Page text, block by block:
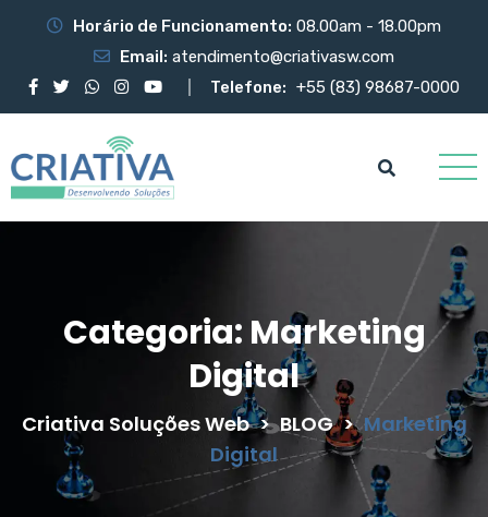
Horário de Funcionamento: 08.00am - 18.00pm
Email: atendimento@criativasw.com
Telefone: +55 (83) 98687-0000
Categoria: Marketing
Digital
Criativa Soluções Web > BLOG > Marketing
Digital